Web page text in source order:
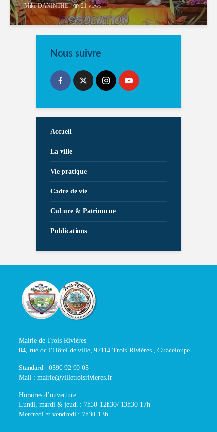
Mike DANINTHE 21 views
Nous suivre
Accueil
La ville
Vie pratique
Cadre de vie
Culture & Patrimoine
Publications
Mairie de Trois-Rivières
84, rue de l’Hôtel de ville, 97114 Trois-Rivières , Guadeloupe
Standard : 0590 92 90 05
Mail : mairie@villetroisrivieres.fr
Horaires d’ouverture :
Lundi, mardi & jeudi : 7h30-12h30/ 13h30-17h
Mercredi et vendredi : 7h30-13h